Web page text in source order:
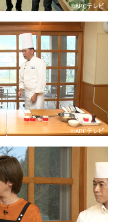
©ABCテレビ
©ABCテレビ